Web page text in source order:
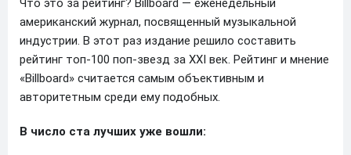
Что это за рейтинг? Billboard — еженедельный
американский журнал, посвященный музыкальной
индустрии. В этот раз издание решило составить
рейтинг топ-100 поп-звезд за XXI век. Рейтинг и мнение
«Billboard» считается самым объективным и
авторитетным среди ему подобных.
В число ста лучших уже вошли: